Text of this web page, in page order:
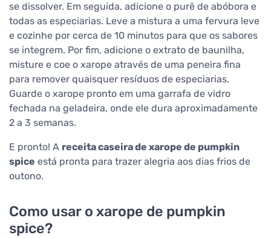
se dissolver. Em seguida, adicione o purê de abóbora e
todas as especiarias. Leve a mistura a uma fervura leve
e cozinhe por cerca de 10 minutos para que os sabores
se integrem. Por fim, adicione o extrato de baunilha,
misture e coe o xarope através de uma peneira fina
para remover quaisquer resíduos de especiarias.
Guarde o xarope pronto em uma garrafa de vidro
fechada na geladeira, onde ele dura aproximadamente
2 a 3 semanas.
E pronto! A receita caseira de xarope de pumpkin
spice está pronta para trazer alegria aos dias frios de
outono.
Como usar o xarope de pumpkin
spice?